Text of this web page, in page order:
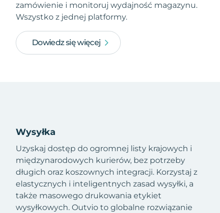
zamówienie i monitoruj wydajność magazynu.
Wszystko z jednej platformy.
Dowiedz się więcej
Wysyłka
Uzyskaj dostęp do ogromnej listy krajowych i
międzynarodowych kurierów, bez potrzeby
długich oraz koszownych integracji. Korzystaj z
elastycznych i inteligentnych zasad wysyłki, a
także masowego drukowania etykiet
wysyłkowych. Outvio to globalne rozwiązanie